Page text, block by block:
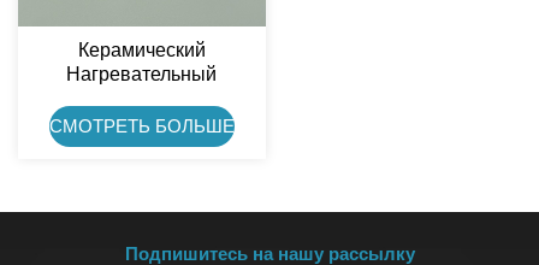
Керамический
Нагревательный
Керамическая Вилка Из
Кордиерита
СМОТРЕТЬ БОЛЬШЕ
Подпишитесь на нашу рассылку